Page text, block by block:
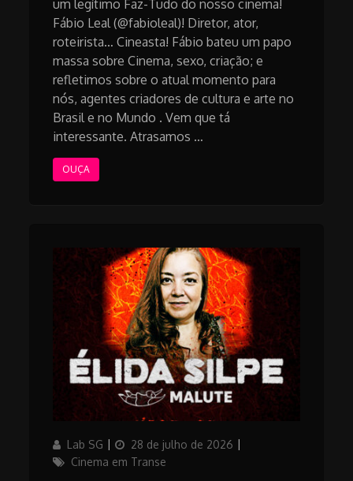
um legítimo Faz-Tudo do nosso cinema!
Fábio Leal (@fabioleal)! Diretor, ator,
roteirista… Cineasta! Fábio bateu um papo
massa sobre Cinema, sexo, criação; e
refletimos sobre o atual momento para
nós, agentes criadores de cultura e arte no
Brasil e no Mundo . Vem que tá
interessante. Atrasamos …
OUÇA
AuthorLab SG
Updated
on
28 de julho de 2026
Cinema em Transe